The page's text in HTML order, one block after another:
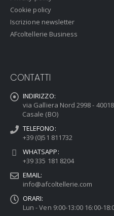
Cookie policy
Iscrizione newsletter
AFcoltellerie Business
CONTATTI
INDIRIZZO:
via Galliera Nord 2998 -
Casale (BO)
TELEFONO:
+39 (0)51 811732
WHATSAPP:
+39 335 181 8204
EMAIL:
info@afcoltellerie.com
ORARI:
Lun - Ven 9:00-13:00 16:00-